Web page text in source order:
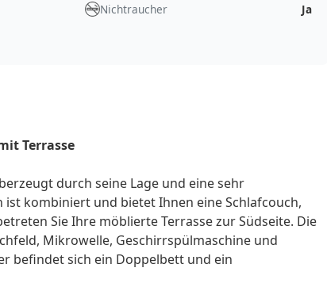
Nichtraucher
Ja
Terrasse
durch seine Lage und eine sehr
kombiniert und bietet Ihnen eine Schlafcouch,
Sie Ihre möblierte Terrasse zur Südseite. Die
Mikrowelle, Geschirrspülmaschine und
befindet sich ein Doppelbett und ein